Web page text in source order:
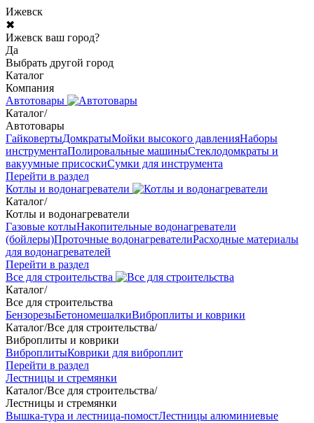
Ижевск
✖
Ижевск ваш город?
Да
Выбрать другой город
Каталог
Компания
Автотовары
Каталог/
Автотовары
ГайковертыДомкратыМойки высокого давленияНаборы
инструментаПолировальные машиныСтеклодомкраты и
вакуумные присоскиСумки для инструмента
Перейти в раздел
Котлы и водонагреватели
Каталог/
Котлы и водонагреватели
Газовые котлыНакопительные водонагреватели
(бойлеры)Проточные водонагревателиРасходные материалы
для водонагревателей
Перейти в раздел
Все для строительства
Каталог/
Все для строительства
БензорезыБетономешалкиВиброплиты и коврики
Каталог/Все для строительства/
Виброплиты и коврики
ВиброплитыКоврики для виброплит
Перейти в раздел
Лестницы и стремянки
Каталог/Все для строительства/
Лестницы и стремянки
Вышка-тура и лестница-помостЛестницы алюминиевые